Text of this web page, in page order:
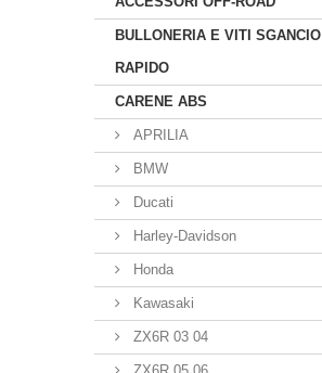
BULLONERIA E VITI SGANCIO
RAPIDO
CARENE ABS
APRILIA
BMW
Ducati
Harley-Davidson
Honda
Kawasaki
ZX6R 03 04